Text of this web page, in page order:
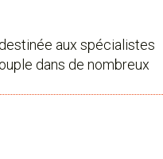
aux spécialistes
dans de nombreux